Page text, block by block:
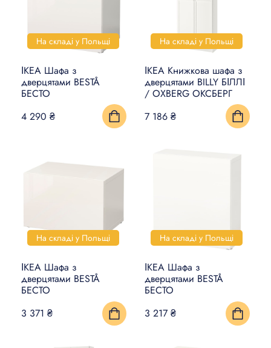
РОЗУМНИЙ БУДИНОК
КИЛИМИ, ЦИНОВКИ ТА
ПІДЛОГИ
ПОБУТОВА ЕЛЕКТРОНІКА
На складі у Польщі
ІКЕА Шафа з
дверцятами BESTÅ
БЕСТО
4 290 ₴
На складі у Польщі
ІКЕА Книжкова шафа з
дверцятами BILLY БІЛЛІ
/ OXBERG ОКСБЕРГ
7 186 ₴
На складі у Польщі
ІКЕА Шафа з
дверцятами BESTÅ
БЕСТО
3 371 ₴
На складі у Польщі
ІКЕА Шафа з
дверцятами BESTÅ
БЕСТО
3 217 ₴